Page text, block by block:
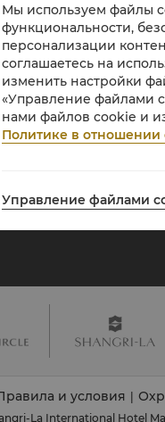
в
О Shangri-
Group
О нас
Наши
Центры
Апартаменты
и условия
La International Hotel
Мы используем файлы
функциональности,
персонализации
соглашаетесь на
изменить настройки
«Управление файлами
нами файлов cookie и
Политике в
Управление файлами